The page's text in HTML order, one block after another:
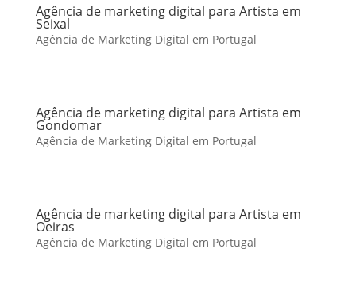
Agência de marketing digital para Artista em
Seixal
Agência de Marketing Digital em Portugal
Agência de marketing digital para Artista em
Gondomar
Agência de Marketing Digital em Portugal
Agência de marketing digital para Artista em
Oeiras
Agência de Marketing Digital em Portugal